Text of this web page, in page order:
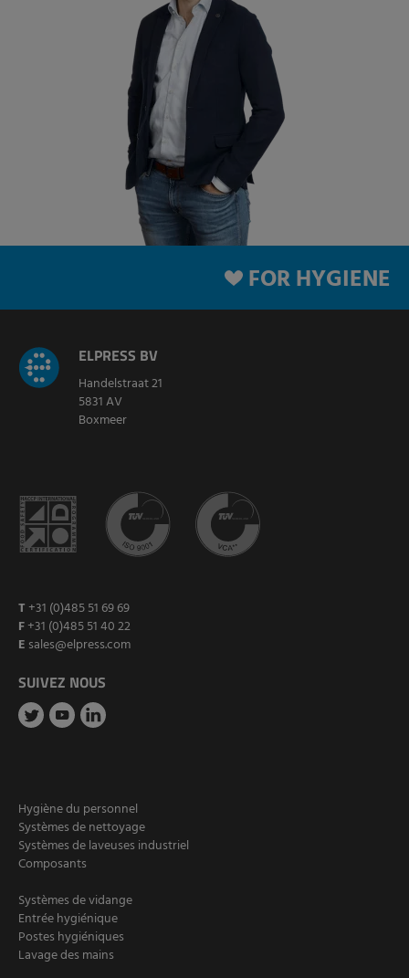
FOR HYGIENE
ELPRESS BV
Handelstraat 21
5831 AV
Boxmeer
T +31 (0)485 51 69 69
F+31 (0)485 51 40 22
E sales@elpress.com
SUIVEZ NOUS
Hygiène du personnel
Systèmes de nettoyage
Systèmes de laveuses industriel
Composants
Systèmes de vidange
Entrée hygiénique
Postes hygiéniques
Lavage des mains